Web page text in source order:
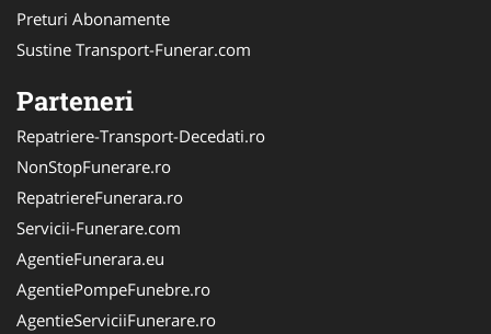
Preturi Abonamente
Sustine Transport-Funerar.com
Parteneri
Repatriere-Transport-Decedati.ro
NonStopFunerare.ro
RepatriereFunerara.ro
Servicii-Funerare.com
AgentieFunerara.eu
AgentiePompeFunebre.ro
AgentieServiciiFunerare.ro